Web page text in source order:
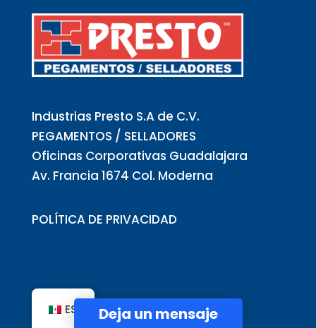
Industrias Presto S.A de C.V.
PEGAMENTOS / SELLADORES
Oficinas Corporativas Guadalajara
Av. Francia 1674 Col. Moderna
POLÍTICA DE PRIVACIDAD
IPRESTO
ES Deja un mensaje